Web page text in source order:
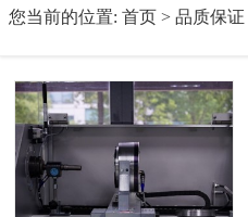
您当前的位置: 首页> 品质保证